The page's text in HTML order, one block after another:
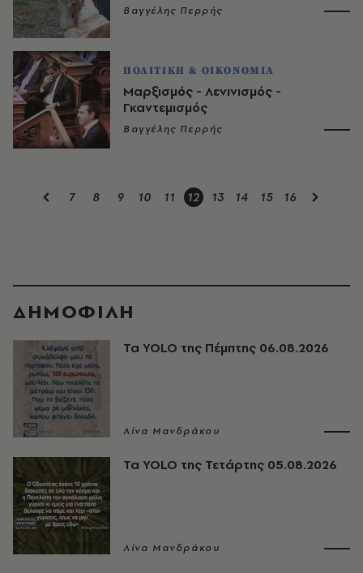
Βαγγέλης Περρής
ΠΟΛΙΤΙΚΗ & ΟΙΚΟΝΟΜΙΑ
Μαρξισμός - Λενινισμός -
Γκαντεμισμός
Βαγγέλης Περρής
7 8 9 10 11 12 13 14 15 16
ΔΗΜΟΦΙΛΗ
Τα YOLO της Πέμπτης 06.08.2026
Λίνα Μανδράκου
Τα YOLO της Τετάρτης 05.08.2026
Λίνα Μανδράκου